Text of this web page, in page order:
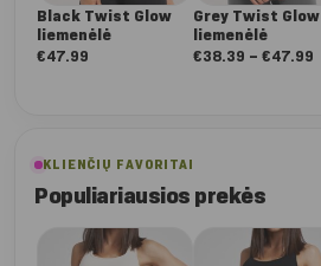
Black Twist Glow
liemenėlė
€47.99
Grey Twist Glow
liemenėlė
€38.39 – €47.99
KLIENČIŲ FAVORITAI
Populiariausios prekės